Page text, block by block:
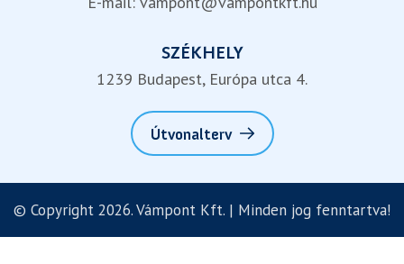
SZÉKHELY
1239 Budapest, Európa utca 4.
Útvonalterv
© Copyright 2026. Vámpont Kft. | Minden jog fenntartva!